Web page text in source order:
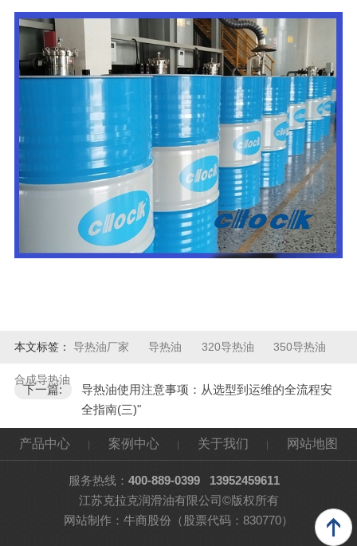
本文标签： 导热油厂家 导热油 320导热油 350导热油
合成导热油
下一篇:
导热油使用注意事项：从选型到运维的全流程安
全指南(三)"
产品中心 案例中心 关于我们 网站地图
服务热线： 400-889-0399
13952459611
江苏克拉克润滑油有限公司©版权所有
网站制作： 牛商股份 （股票代码：830770）